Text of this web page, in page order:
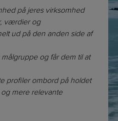
på jeres virksomhed
værdier og
ud på den anden side af
og får dem til at
profiler ombord på holdet
mere relevante